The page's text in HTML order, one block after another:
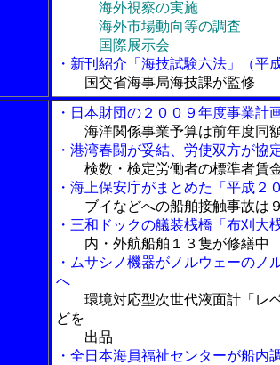
海外視察の実施
海外市場動向等の調査
国際展示会
・新刊紹介「海技試験六法」（平
国交省海事局海技課が監修
・日本財団の２００９年度事業計
海洋関係事業予算は前年度同
・港湾春闘が妥結、労使双方が協
検数・検定労働者の標準者賃
・海上保安庁がまとめた「平成２
ブイなどへの船舶接触事故は
・三和ドックの艤装桟橋「布刈大
内・外航船舶１３隻が修繕中
・ムサシノ機器がノルウェーのノ
へ
環境対応型次世代液面計「レ
どを
出品
・全日本海員福祉センターが船内